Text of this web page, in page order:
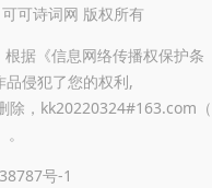
可诗词网 版权所有
据《信息网络传播权保护条
侵犯了您的权利,
除，kk20220324#163.com
号-1